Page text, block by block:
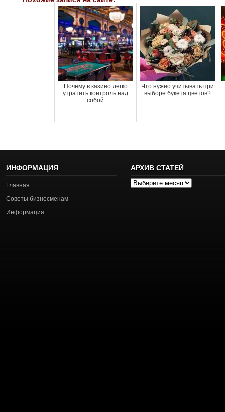
Почему в казино легко
утратить контроль над
собой
Что нужно учитывать при
выборе букета цветов?
ИНФОРМАЦИЯ
Главная
Советы бизнесменам
Информация
АРХИВ СТАТЕЙ
Архив